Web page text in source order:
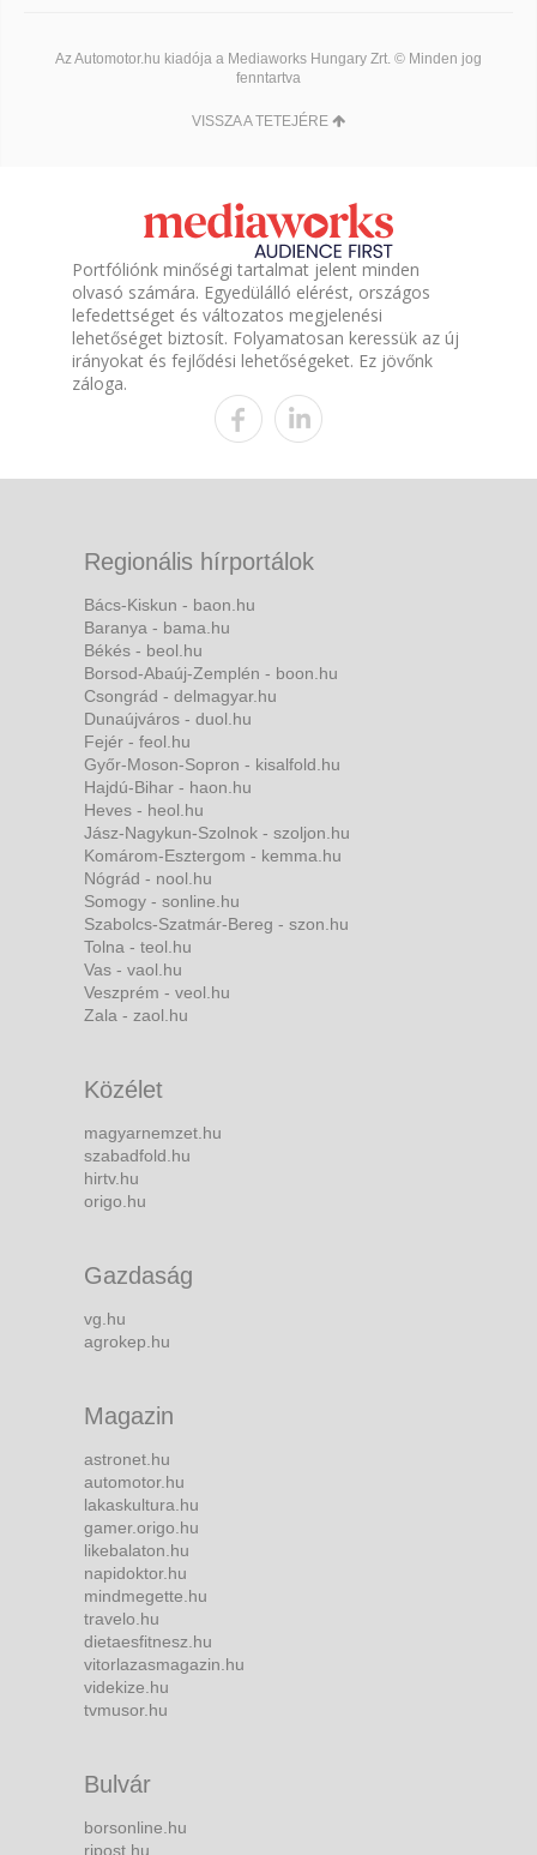
Az Automotor.hu kiadója a Mediaworks Hungary Zrt. © Minden jog
fenntartva
VISSZA A TETEJÉRE
Portfóliónk minőségi tartalmat jelent minden
olvasó számára. Egyedülálló elérést, országos
lefedettséget és változatos megjelenési
lehetőséget biztosít. Folyamatosan keressük az új
irányokat és fejlődési lehetőségeket. Ez jövőnk
záloga.
Regionális hírportálok
Bács-Kiskun - baon.hu
Baranya - bama.hu
Békés - beol.hu
Borsod-Abaúj-Zemplén - boon.hu
Csongrád - delmagyar.hu
Dunaújváros - duol.hu
Fejér - feol.hu
Győr-Moson-Sopron - kisalfold.hu
Hajdú-Bihar - haon.hu
Heves - heol.hu
Jász-Nagykun-Szolnok - szoljon.hu
Komárom-Esztergom - kemma.hu
Nógrád - nool.hu
Somogy - sonline.hu
Szabolcs-Szatmár-Bereg - szon.hu
Tolna - teol.hu
Vas - vaol.hu
Veszprém - veol.hu
Zala - zaol.hu
Közélet
magyarnemzet.hu
szabadfold.hu
hirtv.hu
origo.hu
Gazdaság
vg.hu
agrokep.hu
Magazin
astronet.hu
automotor.hu
lakaskultura.hu
gamer.origo.hu
likebalaton.hu
napidoktor.hu
mindmegette.hu
travelo.hu
dietaesfitnesz.hu
vitorlazasmagazin.hu
videkize.hu
tvmusor.hu
Bulvár
borsonline.hu
ripost.hu